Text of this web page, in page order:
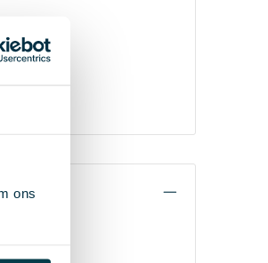
ons